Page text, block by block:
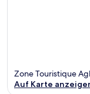
Zone Touristique
Auf Karte